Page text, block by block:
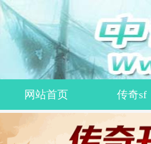
网站首页 传奇sf